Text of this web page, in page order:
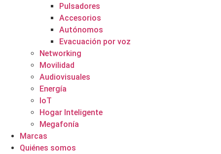
Pulsadores
Accesorios
Autónomos
Evacuación por voz
Networking
Movilidad
Audiovisuales
Energía
IoT
Hogar Inteligente
Megafonía
Marcas
Quiénes somos